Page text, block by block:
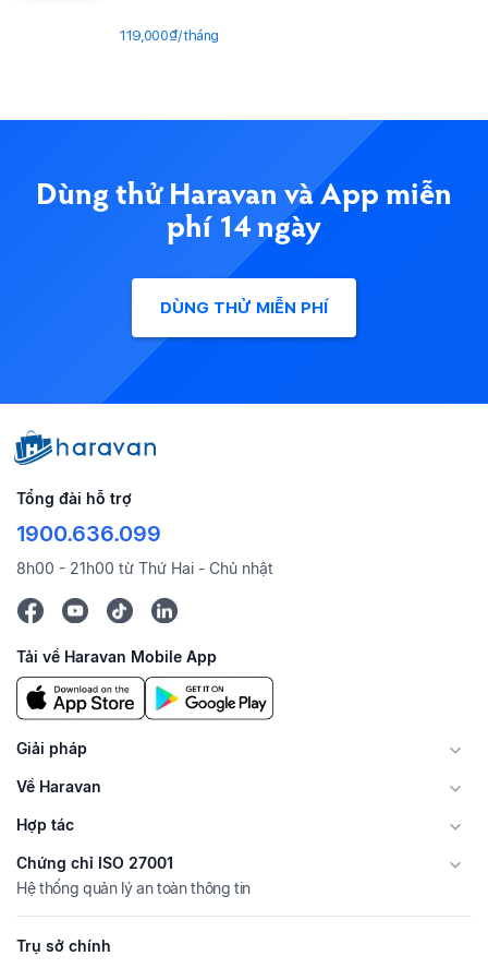
119,000₫/tháng
Dùng thử Haravan và App miễn
phí 14 ngày
DÙNG THỬ MIỄN PHÍ
Tổng đài hỗ trợ
1900.636.099
8h00 - 21h00 từ Thứ Hai - Chủ nhật
Tải về Haravan Mobile App
Giải pháp
Về Haravan
Hợp tác
Chứng chỉ ISO 27001
Hệ thống quản lý an toàn thông tin
Trụ sở chính